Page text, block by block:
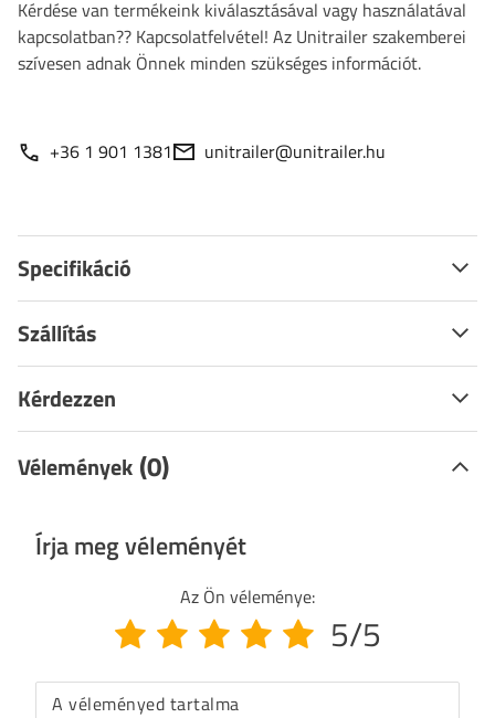
Kérdése van termékeink kiválasztásával vagy használatával
kapcsolatban?? Kapcsolatfelvétel! Az Unitrailer szakemberei
szívesen adnak Önnek minden szükséges információt.
+36 1 901 1381 unitrailer@unitrailer.hu
Specifikáció
Szállítás
Kérdezzen
Vélemények (0)
Írja meg véleményét
Az Ön véleménye:
5/5
A véleményed tartalma